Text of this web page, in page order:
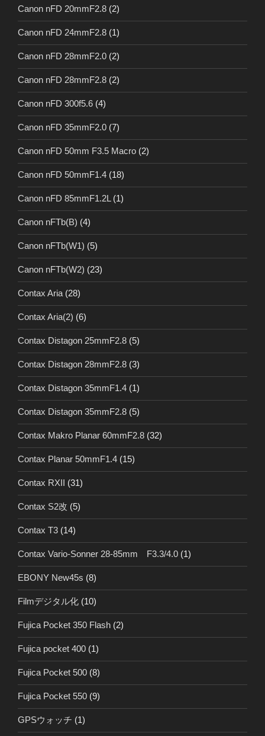
Canon nFD 20mmF2.8 (2)
Canon nFD 24mmF2.8 (1)
Canon nFD 28mmF2.0 (2)
Canon nFD 28mmF2.8 (2)
Canon nFD 300f5.6 (4)
Canon nFD 35mmF2.0 (7)
Canon nFD 50mm F3.5 Macro (2)
Canon nFD 50mmF1.4 (18)
Canon nFD 85mmF1.2L (1)
Canon nFTb(B) (4)
Canon nFTb(W1) (5)
Canon nFTb(W2) (23)
Contax Aria (28)
Contax Aria(2) (6)
Contax Distagon 25mmF2.8 (5)
Contax Distagon 28mmF2.8 (3)
Contax Distagon 35mmF1.4 (1)
Contax Distagon 35mmF2.8 (5)
Contax Makro Planar 60mmF2.8 (32)
Contax Planar 50mmF1.4 (15)
Contax RXII (31)
Contax S2改 (5)
Contax T3 (14)
Contax Vario-Sonner 28-85mm F3.3/4.0 (1)
EBONY New45s (8)
Filmデジタル化 (10)
Fujica Pocket 350 Flash (2)
Fujica pocket 400 (1)
Fujica Pocket 500 (8)
Fujica Pocket 550 (9)
GPSウォッチ (1)